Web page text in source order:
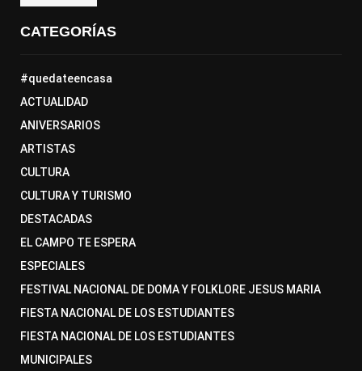
CATEGORÍAS
#quedateencasa
ACTUALIDAD
ANIVERSARIOS
ARTISTAS
CULTURA
CULTURA Y TURISMO
DESTACADAS
EL CAMPO TE ESPERA
ESPECIALES
FESTIVAL NACIONAL DE DOMA Y FOLKLORE JESUS MARIA
FIESTA NACIONAL DE LOS ESTUDIANTES
FIESTA NACIONAL DE LOS ESTUDIANTES
MUNICIPALES